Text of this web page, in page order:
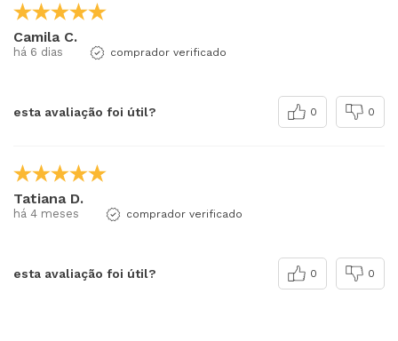
Camila C.
há 6 dias comprador verificado
esta avaliação foi útil? 0 0
Tatiana D.
há 4 meses comprador verificado
esta avaliação foi útil? 0 0